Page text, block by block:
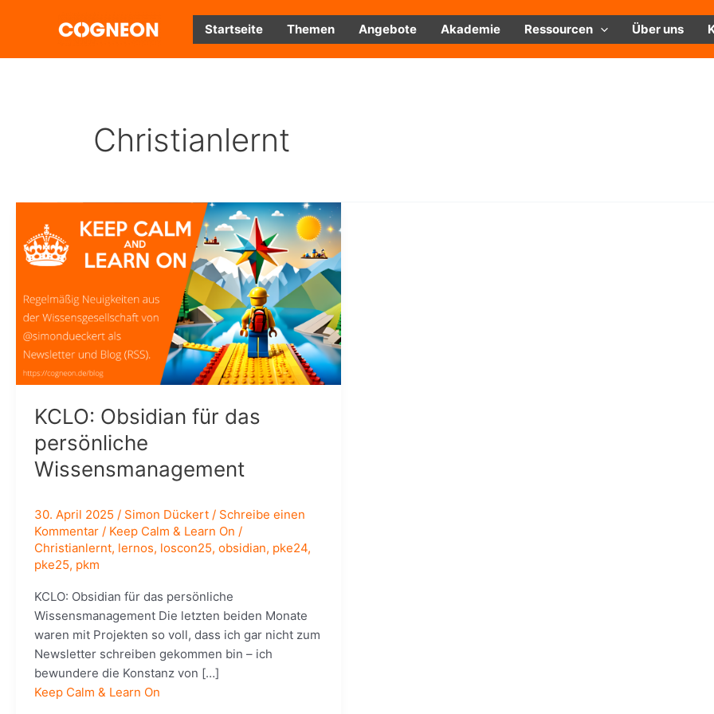
Startseite Themen Angebote Akademie Ressourcen Über uns
Christianlernt
KCLO: Obsidian für das
persönliche
Wissensmanagement
30. April 2025 / Simon Dückert / Schreibe einen
Kommentar / Keep Calm & Learn On /
Christianlernt, lernos, loscon25, obsidian, pke24,
pke25, pkm
KCLO: Obsidian für das persönliche
Wissensmanagement Die letzten beiden Monate
waren mit Projekten so voll, dass ich gar nicht zum
Newsletter schreiben gekommen bin – ich
bewundere die Konstanz von […]
Keep Calm & Learn On